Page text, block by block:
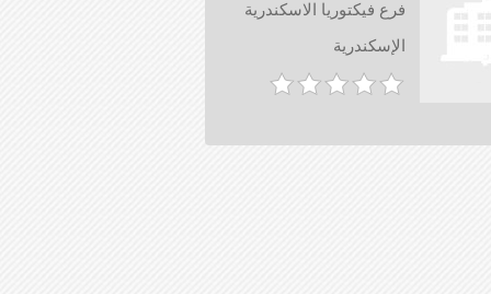
فرع فيكتوريا الاسكندرية
الإسكندرية